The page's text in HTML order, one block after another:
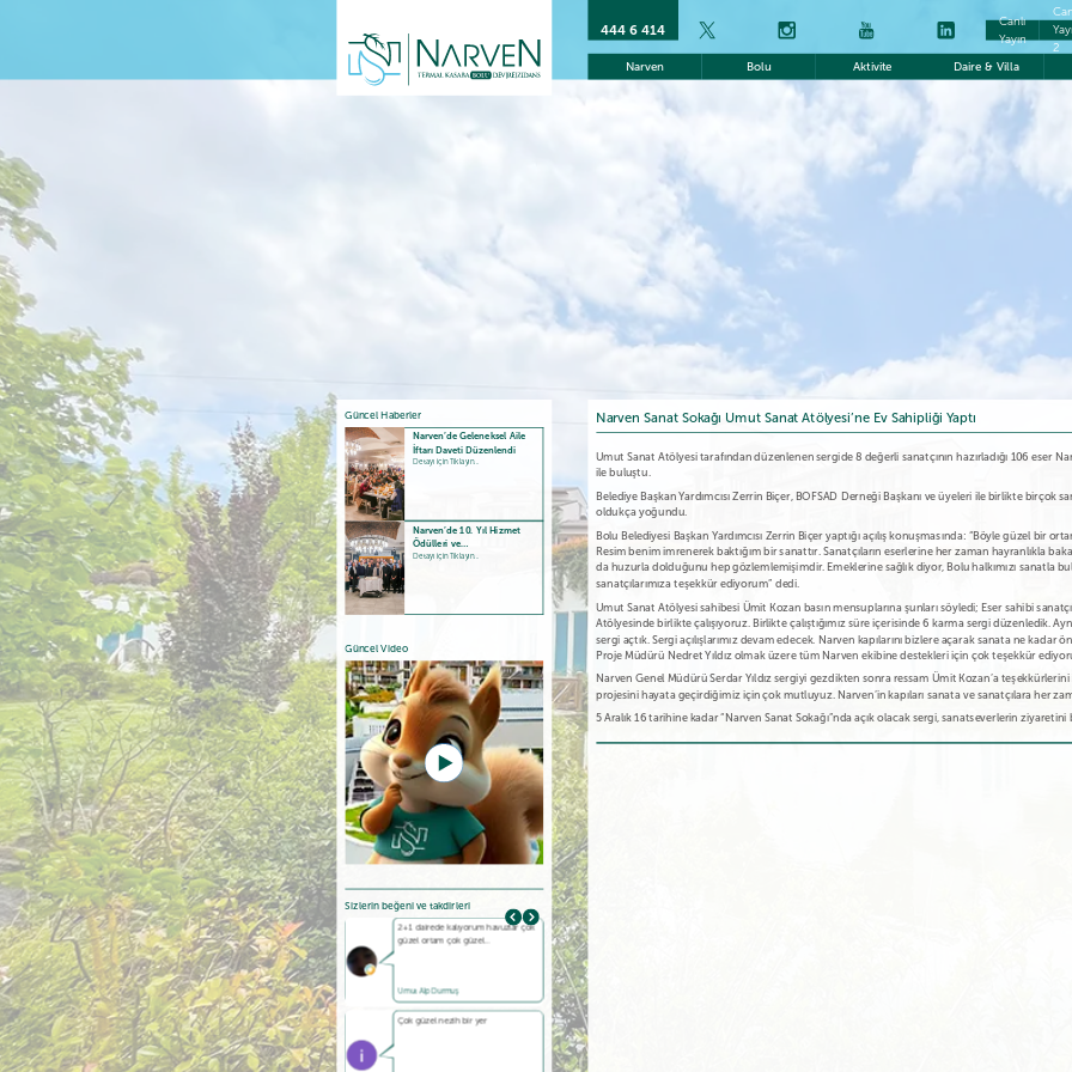
444 6 414
Canlı
Yayın
2
Narven Bolu Aktivite Daire & Villa
Güncel Haberler
Narven’de Geleneksel Aile
İftarı Daveti Düzenlendi
Detayı için Tıklayın...
Narven’de 10. Yıl Hizmet
Ödülleri ve…
Detayı için Tıklayın...
Güncel Video
Sizlerin beğeni ve takdirleri
Güzel bir tesis . Havuzlar ve tesis
temiz ,…
Ş. Özgül
Beş yıldızlı bir devre tatil
2+1 dairede kalıyorum havuzlar çok
güzel ortam çok güzel…
Umut Alp Durmuş
Çok güzel nezih bir yer
Narven Sanat Sokağı Umut Sanat Atölyesi’ne Ev Sahipliği Yaptı
Umut Sanat Atölyesi tarafından düzenlenen sergide 8 değerli sanatçının hazırladığı 106 eser
ile buluştu.
Belediye Başkan Yardımcısı Zerrin Biçer, BOFSAD Derneği Başkanı ve üyeleri ile birlikte birçok
oldukça yoğundu.
Bolu Belediyesi Başkan Yardımcısı Zerrin Biçer yaptığı açılış konuşmasında: “Böyle güzel bir
Resim benim imrenerek baktığım bir sanattır. Sanatçıların eserlerine her zaman hayranlıkla
da huzurla dolduğunu hep gözlemlemişimdir. Emeklerine sağlık diyor, Bolu halkımızı sanatla
sanatçılarımıza teşekkür ediyorum” dedi.
Umut Sanat Atölyesi sahibesi Ümit Kozan basın mensuplarına şunları söyledi; Eser sahibi
Atölyesinde birlikte çalışıyoruz. Birlikte çalıştığımız süre içerisinde 6 karma sergi düzenledik.
sergi açtık. Sergi açılışlarımız devam edecek. Narven kapılarını bizlere açarak sanata ne
Proje Müdürü Nedret Yıldız olmak üzere tüm Narven ekibine destekleri için çok teşekkür
Narven Genel Müdürü Serdar Yıldız sergiyi gezdikten sonra ressam Ümit Kozan’a teşekkürlerini
projesini hayata geçirdiğimiz için çok mutluyuz. Narven’in kapıları sanata ve sanatçılara her
5 Aralık 16 tarihine kadar “Narven Sanat Sokağı”nda açık olacak sergi, sanatseverlerin ziyaretini